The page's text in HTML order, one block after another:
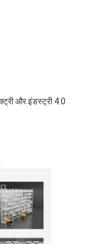
और इंडस्ट्री 4.0